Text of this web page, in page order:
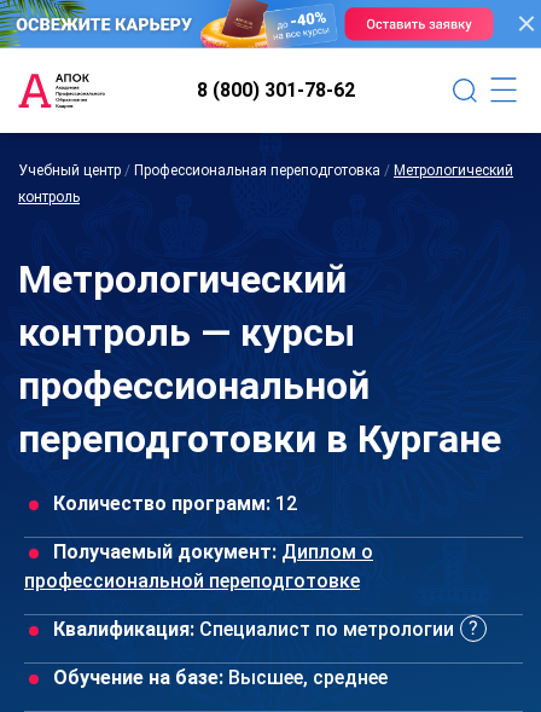
8 (800) 301-78-62
Учебный центр / Профессиональная переподготовка / Метрологический
контроль
Метрологический
контроль — курсы
профессиональной
переподготовки в Кургане
Количество программ: 12
Получаемый документ: Диплом о
профессиональной переподготовке
Квалификация: Специалист по метрологии
Обучение на базе: Высшее, среднее